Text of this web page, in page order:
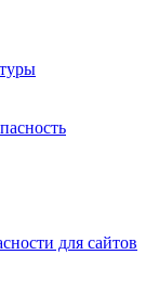
для сайтов